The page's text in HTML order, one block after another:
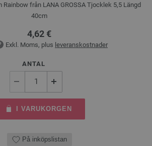
från LANA GROSSA Tjocklek 5,5 Längd
40cm
4,62 €
Exkl. Moms, plus leveranskostnader
ANTAL
I VARUKORGEN
På inköpslistan